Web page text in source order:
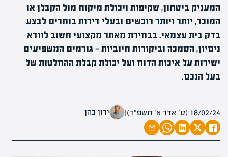
המעניק ביטחון, שקיפות ויכולת מיקוח מול הקבלן או
המוכר, יותר ויותר רוכשים ובעלי דירות בוחרים לבצע
בדק בית עצמאי. בבחירת מאתר מקצועי חשוב לוודא
ניסיון, הסמכה וביקורות חיוביות — גורמים המשפיעים
ישירות על איכות הדוח ועל יכולת קבלת ההחלטות של
בעל הנכס.
18/02/24 (ט׳ אדר א׳ תשפ״ד) | ירון כהן